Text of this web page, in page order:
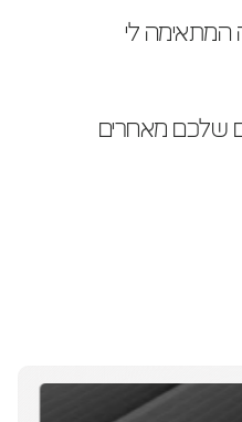
המתאימה לי
שלכם מאחרים